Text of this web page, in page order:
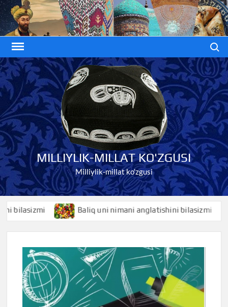
Skip
to
content
MILLIYLIK-MILLAT KO'ZGUSI
Milliylik-millat ko'zgusi
Baliq uni nimani anglatishini bilasizmi